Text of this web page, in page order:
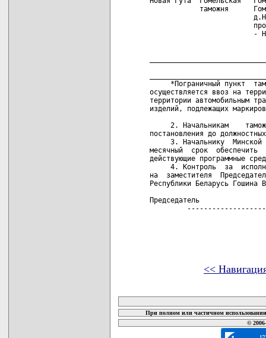
таможня
-
*Пограничный пункт
осуществляется ввоз на
территории автомобильным
изделий, подлежащих
2. Начальникам
постановления до
3. Начальнику  Минской
месячный  срок  обеспечить
действующие программные
4. Контроль  за
на  заместителя
Республики Беларусь Гошина
Председатель
<<
При полном или частичном
©